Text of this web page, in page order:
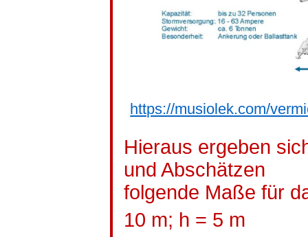
https://musiolek.com/
Hieraus ergeben
und Abschätzen
folgende Maße für
10 m; h = 5 m